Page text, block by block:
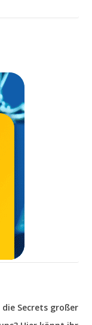
Secrets großer